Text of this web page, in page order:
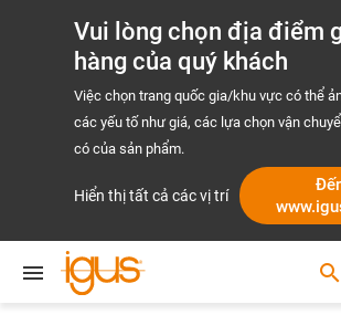
Vui lòng chọn địa điểm
hàng của quý khách
Việc chọn trang quốc gia/khu vực có thể
các yếu tố như giá, các lựa chọn vận
có của sản phẩm.
Hiển thị tất cả các vị trí
search